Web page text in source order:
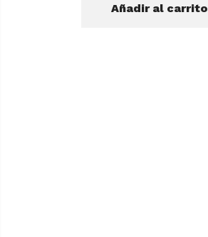
Añadir al carrito